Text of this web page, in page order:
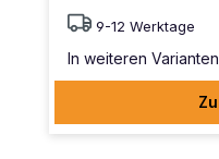
9-12 Werktage
In weiteren